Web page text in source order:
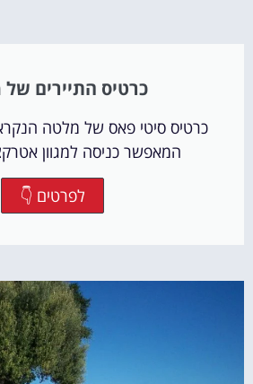
כרטיס התיירים
המאפשר כניסה למגוון
לפרטים 👇